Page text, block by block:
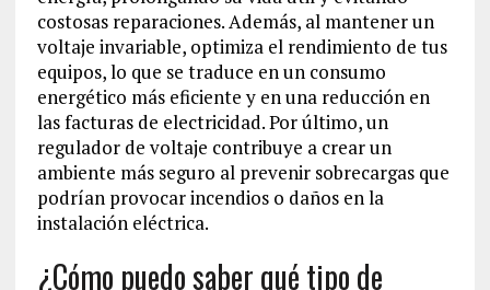
costosas reparaciones. Además, al mantener un
voltaje invariable, optimiza el rendimiento de tus
equipos, lo que se traduce en un consumo
energético más eficiente y en una reducción en
las facturas de electricidad. Por último, un
regulador de voltaje contribuye a crear un
ambiente más seguro al prevenir sobrecargas que
podrían provocar incendios o daños en la
instalación eléctrica.
¿Cómo puedo saber qué tipo de